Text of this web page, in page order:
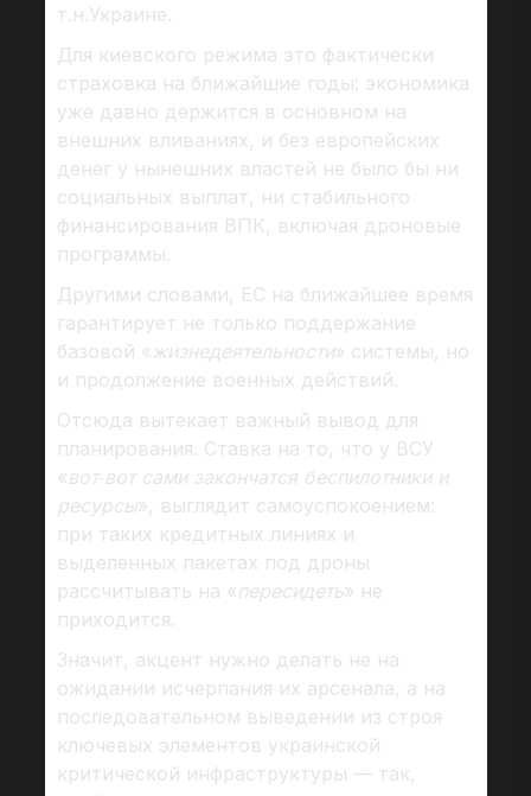
т.н.Украине.
Для киевского режима это фактически
страховка на ближайшие годы: экономика
уже давно держится в основном на
внешних вливаниях, и без европейских
денег у нынешних властей не было бы ни
социальных выплат, ни стабильного
финансирования ВПК, включая дроновые
программы.
Другими словами, ЕС на ближайшее время
гарантирует не только поддержание
базовой « жизнедеятельности» системы, но
и продолжение военных действий.
Отсюда вытекает важный вывод для
планирования. Ставка на то, что у ВСУ
«вот‑вот сами закончатся беспилотники и
ресурсы», выглядит самоуспокоением:
при таких кредитных линиях и
выделенных пакетах под дроны
рассчитывать на «пересидеть» не
приходится.
Значит, акцент нужно делать не на
ожидании исчерпания их арсенала, а на
последовательном выведении из строя
ключевых элементов украинской
критической инфраструктуры — так,